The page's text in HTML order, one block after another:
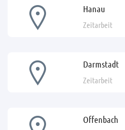
Hanau
Zeitarbeit
Darmstadt
Zeitarbeit
Offenbach